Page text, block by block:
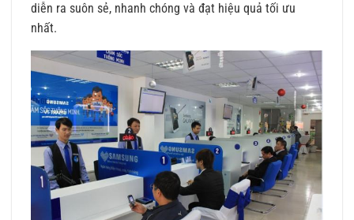
diễn ra suôn sẻ, nhanh chóng và đạt hiệu quả tối ưu
nhất.